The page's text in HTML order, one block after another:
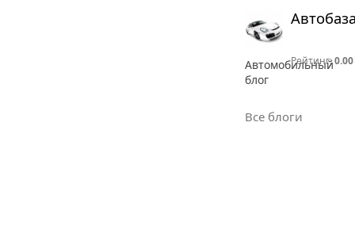
Автомобильный
блог
Рейтинг:0.00
Все блоги